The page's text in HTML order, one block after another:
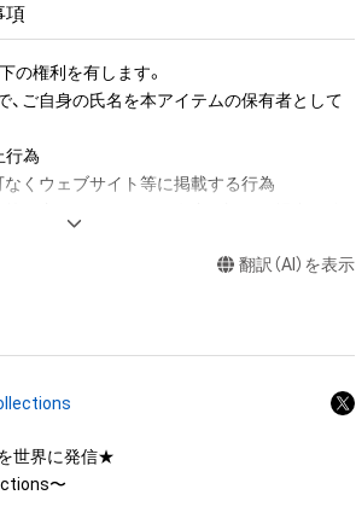
項
の権利を有します。
、ご自身の氏名を本アイテムの保有者として
行為
なくウェブサイト等に掲載する行為
ど、作成者が不適切であると判断した場合、
び利用に関して、購入者、売却者、保有者、そ
、その損害がいかなる原因で発生したもの
翻訳（AI）を表示
世界に発信★
〜